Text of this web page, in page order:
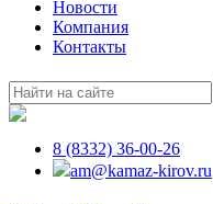
Новости
Компания
Контакты
8 (8332) 36-00-26
am@kamaz-kirov.ru